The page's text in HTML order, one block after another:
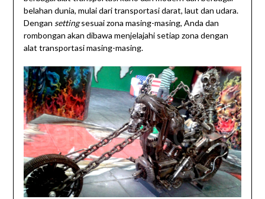
belahan dunia, mulai dari transportasi darat, laut dan udara.
Dengan settingsesuai zona masing-masing, Anda dan
rombongan akan dibawa menjelajahi setiap zona dengan
alat transportasi masing-masing.